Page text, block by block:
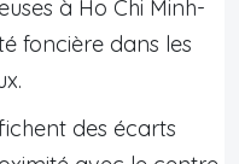
à Ho Chi Minh-
foncière dans les
des écarts